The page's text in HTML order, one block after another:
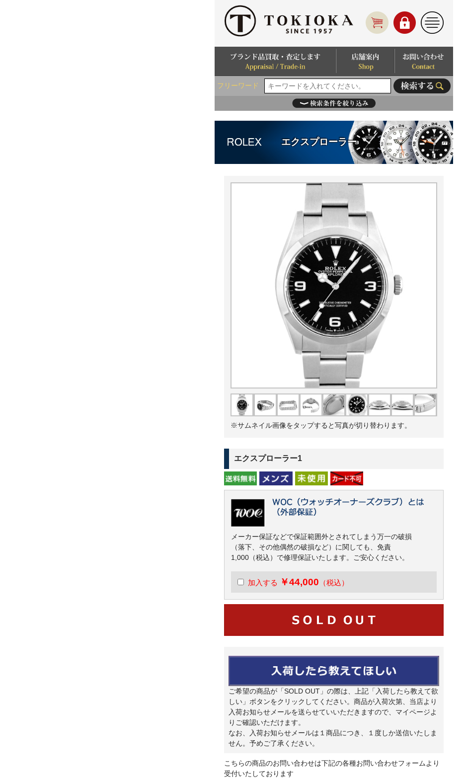
フリーワード
エクスプローラー
※サムネイル画像をタップすると写真が切り替わります。
エクスプローラー1
メーカー保証などで保証範囲外とされてしまう万一の破損
（落下、その他偶然の破損など）に関しても、免責
1,000（税込）で修理保証いたします。ご安心ください。
加入する ￥44,000 （税込）
ご希望の商品が「SOLD OUT」の際は、上記「入荷したら教えて欲
しい」ボタンをクリックしてください。商品が入荷次第、当店より
入荷お知らせメールを送らせていいただきますので、マイページよ
りご確認いただけます。
なお、入荷お知らせメールは１商品につき、１度しか送信いたしま
せん。予めご了承ください。
こちらの商品のお問い合わせは下記の各種お問い合わせフォームより
受付いたしております